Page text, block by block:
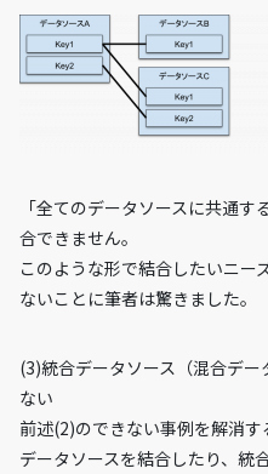
「全てのデータソースに共通
合できません。
このような形で結合したいニー
ないことに筆者は驚きました。
(3)統合データソース（混合デ
ない
前述(2)のできない事例を解消
データソースを結合したり、統